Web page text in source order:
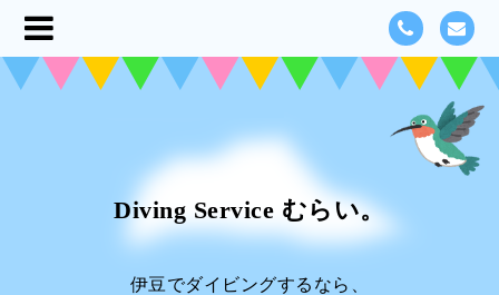
Diving Service むらい。
伊豆でダイビングするなら、